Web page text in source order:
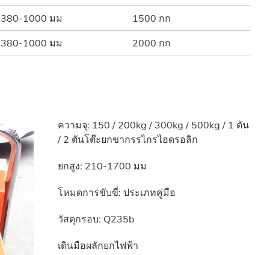
380-1000 มม 1500 กก
380-1000 มม 2000 กก
ความจุ: 150 / 200kg / 300kg / 500kg / 1 ตัน
/ 2 ตันโต๊ะยกขากรรไกรไฮดรอลิก
ยกสูง: 210-1700 มม
โหมดการขับขี่: ประเภทคู่มือ
วัสดุกรอบ: Q235b
เดินมือผลักยกไฟฟ้า